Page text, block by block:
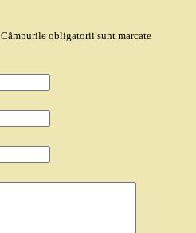
Câmpurile obligatorii sunt marcate